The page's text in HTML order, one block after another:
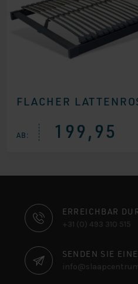
FLACHER
AB: 199,95
ERREICHBAR
+31 (0) 493 310 515
SENDEN SIE